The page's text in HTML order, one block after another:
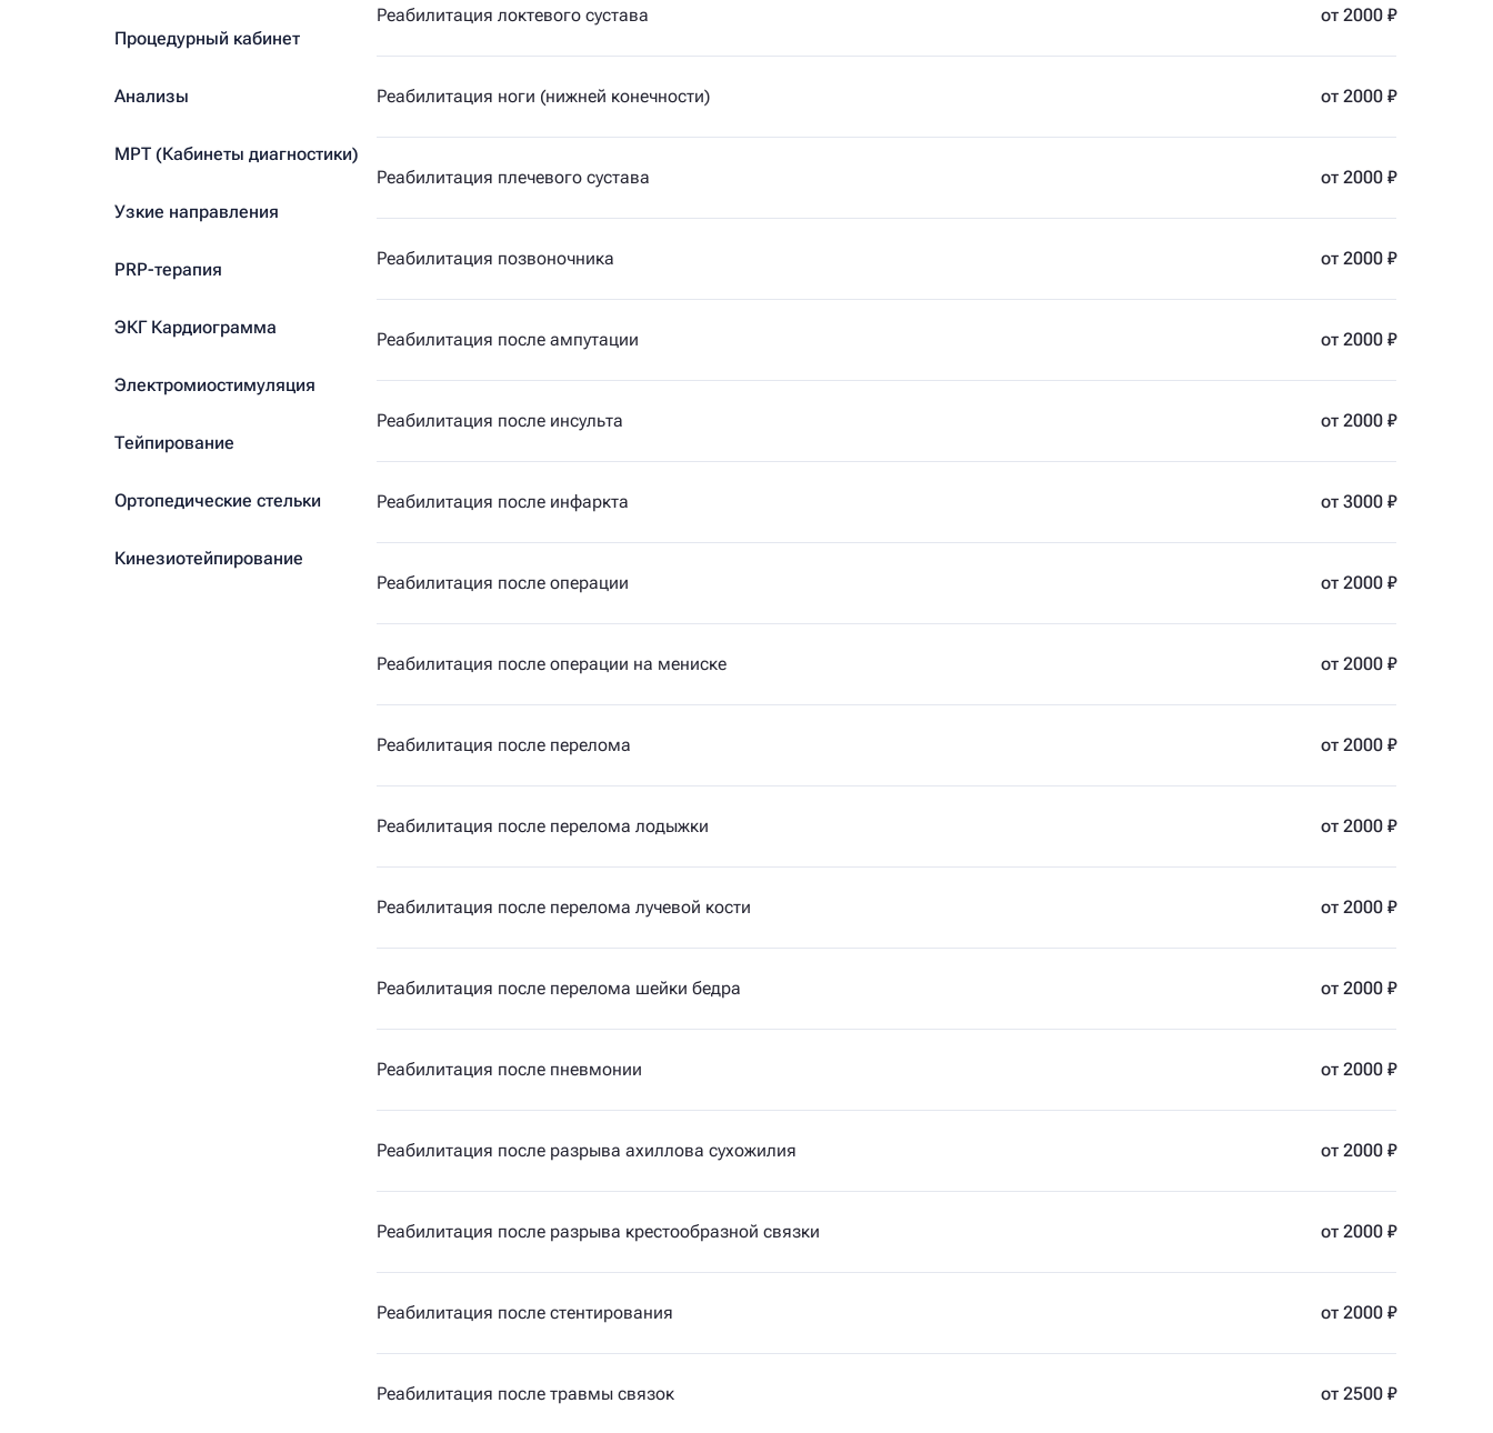
Процедурный кабинет
Анализы
МРТ (Кабинеты диагностики)
Узкие направления
PRP-терапия
ЭКГ Кардиограмма
Электромиостимуляция
Тейпирование
Ортопедические стельки
Кинезиотейпирование
Реабилитация локтевого сустава от 2000 ₽
Реабилитация ноги (нижней конечности) от 2000 ₽
Реабилитация плечевого сустава от 2000 ₽
Реабилитация позвоночника от 2000 ₽
Реабилитация после ампутации от 2000 ₽
Реабилитация после инсульта от 2000 ₽
Реабилитация после инфаркта от 3000 ₽
Реабилитация после операции от 2000 ₽
Реабилитация после операции на мениске от 2000 ₽
Реабилитация после перелома от 2000 ₽
Реабилитация после перелома лодыжки от 2000 ₽
Реабилитация после перелома лучевой кости от 2000 ₽
Реабилитация после перелома шейки бедра от 2000 ₽
Реабилитация после пневмонии от 2000 ₽
Реабилитация после разрыва ахиллова сухожилия от 2000 ₽
Реабилитация после разрыва крестообразной связки от 2000 ₽
Реабилитация после стентирования от 2000 ₽
Реабилитация после травмы связок от 2500 ₽